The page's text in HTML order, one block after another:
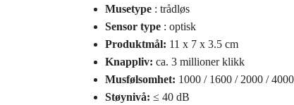
Musetype: trådløs
Sensor type: optisk
Produktmål: 11 x 7 x 3.5 cm
Knappliv: ca. 3 millioner klikk
Musfølsomhet: 1000 / 1600 / 2000 /
Støynivå: ≤ 40 dB